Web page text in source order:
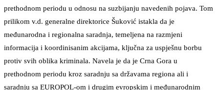
prethodnom periodu u odnosu na suzbijanju navedenih pojava. Tom
prilikom v.d. generalne direktorice Šuković istakla da je
međunarodna i regionalna saradnja, temeljena na razmjeni
informacija i koordinisanim akcijama, ključna za uspješnu borbu
protiv svih oblika kriminala. Navela je da je Crna Gora u
prethodnom periodu kroz saradnju sa državama regiona ali i
saradnju sa EUROPOL-om i drugim evropskim i međunarodnim